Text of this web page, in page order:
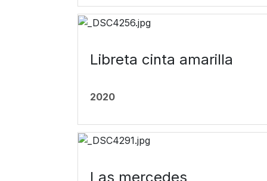
Libreta cinta amarilla
2020
Las mercedes